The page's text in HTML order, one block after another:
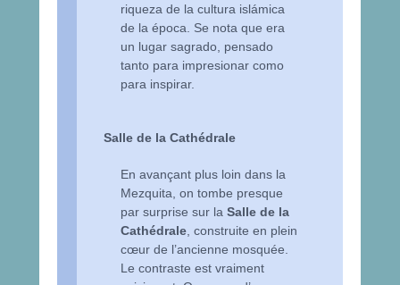
riqueza de la cultura islámica
de la época. Se nota que era
un lugar sagrado, pensado
tanto para impresionar como
para inspirar.
Salle de la Cathédrale
En avançant plus loin dans la
Mezquita, on tombe presque
par surprise sur laSalle de la
Cathédrale , construite en plein
cœur de l’ancienne mosquée.
Le contraste est vraiment